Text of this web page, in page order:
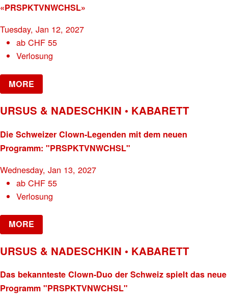
«PRSPKTVNWCHSL»
Tuesday, Jan 12, 2027
abCHF 55
Verlosung
MORE
URSUS & NADESCHKIN • KABARETT
Die Schweizer Clown-Legenden mit dem neuen
Programm: "PRSPKTVNWCHSL"
Wednesday, Jan 13, 2027
abCHF 55
Verlosung
MORE
URSUS & NADESCHKIN • KABARETT
Das bekannteste Clown-Duo der Schweiz spielt das neue
Programm "PRSPKTVNWCHSL"